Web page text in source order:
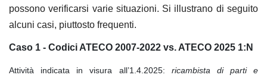
possono verificarsi varie situazioni. Si illustrano di seguito
alcuni casi, piuttosto frequenti.
Caso 1 - Codici ATECO 2007-2022 vs. ATECO 2025 1:N
Attività indicata in visura all’1.4.2025: ricambista di parti e